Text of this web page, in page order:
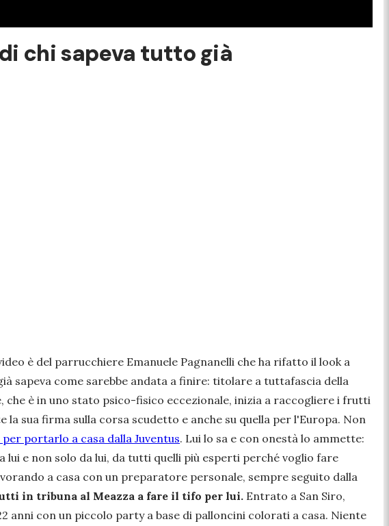
chi sapeva tutto già
è del parrucchiere Emanuele Pagnanelli che ha rifatto il look a
sapeva come sarebbe andata a finire: titolare a tuttafascia della
che è in uno stato psico-fisico eccezionale, inizia a raccogliere i frutti
sua firma sulla corsa scudetto e anche su quella per l'Europa. Non
portarlo a casa dalla Juventus. Lui lo sa e con onestà lo ammette:
e non solo da lui, da tutti quelli più esperti perché voglio fare
a casa con un preparatore personale, sempre seguito dalla
in tribuna al Meazza a fare il tifo per lui. Entrato a San Siro,
anni con un piccolo party a base di palloncini colorati a casa. Niente